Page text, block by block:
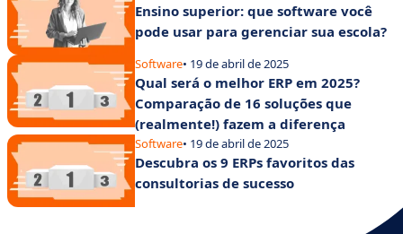
Ensino superior: que software você
pode usar para gerenciar sua escola?
Software• 19 de abril de 2025
Qual será o melhor ERP em 2025?
Comparação de 16 soluções que
(realmente!) fazem a diferença
Software• 19 de abril de 2025
Descubra os 9 ERPs favoritos das
consultorias de sucesso